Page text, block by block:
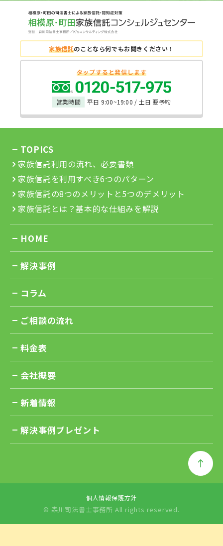
は委任者の同意が必要ですが、委任者がすでに判
断能力を失っていると有効な同意ができません。
委任者の判断能力が失われると、財産管理委任契
約は事実上使えなくなる可能性が高いといえるで
しょう。 家族信託の場合には、委託者の判断能力
が低下しても問題なく効力を継続させられます。
受託者が財産管理運用、処分する際に委託者が個
別に同意する必要はありません。 預貯金の管理に
ついての違い 財産管理委任契約と家族信託では、
スがあります。 財産管理委任契約によって預貯金
の管理や運用を受任した場合、受任者は金融機関
へ行って代理権を証明し、入出金や振り込みなど
をする必要があります。 しかし財産管理委任契約
の世間的な認知度や信用性が低いこともあり、金
融機関によっては受任者による預金操作を認めな
いケースも少なくありません。 そうなったら預貯
金管理を委任する意味がなくなってしまうでしょ
う。 家族信託であれば、「信託口口座」という専
門の口座を作って管理するので、金融機関に取引
操作を拒否されるリスクはありません。 より確実
に財産管理を委託したいなら、家族信託を利用す
べきといえるでしょう。 不動産管理売却について
の違い 不動産を売却する際にも違いが生じます。
財産管理委任契約における「受任者」が不動産を
売却する際には、委任者が同意しなければなりま
せん。委任者が認知症になって判断能力を失って
いると、有効な同意ができず売却が不可能となっ
てしまう可能性が高くなります。 家族信託であれ
ば、信託契約締結時に不動産の「信託登記」を行
って受託者の権限を明らかにします。受託者は単
独で不動産の売却ができるので、本人の判断能力
が低下しているかどうかは問題になりません。 不
動産を子どもなどの親族に預けて、将来介護施設
信託の利用をお勧めします。 死後の効力 財産管理
委任契約と家族信託とでは、死後の効力も大きく
ってしまうケースがあります。 たとえば親が子ど
もに不動産などの高額な資産を信託すると、受託
者以外の親族が不満をもって「契約は無効だ」
「実は親の意思ではないのでは？子どもが無理に
作成させたのでは？」などと言い出す可能性があ
ります。委託者と受託者の関係が悪化して、一方
が契約書を破り捨ててしまうケースもあるでしょ
う。 公正証書が作成されていれば周囲の親族も
「親の意思に反して作成された」とは言いにくく
なりますし、原本が公証役場で保管されるので破
棄されたり隠されたりするリスクもありません。
公正証書にはトラブルを予防しやすいメリットが
あります。 証明力が高い 家族信託契約を締結して
も、将来トラブルが発生したら裁判が起こる可能
性はあります。 そんなとき、自分たちで作成した
契約書しかなかったら無効や取消原因が認められ
て家族信託の効果が認められないかもしれませ
なるため、提出すれば有効性が認められる可能性
認められるメリットもあります。 紛失リスクがな
で保管するとどうしても紛失しまうリスクがあり
するケースも多く、長期間になりがちです。 委託
難しくなりますし、死亡したら別の人が契約書を
預かって保管しなければなりません。 このように
長年が経過すると、だんだんと保管がずさんにな
っていずれ契約書が失われるリスクが高くなって
しまいます。 公正証書にしておけば原本が公証役
場で保管されるので、紛失してしまうリスクはあ
りません。 公正証書を作成するデメリット 一方
で、公正証書を作成するデメリットもあります。
費用がかかる 公正証書を作成するときには費用が
かかります。 金額は信託財産の価額によって変わ
ります。 信託財産の価額 作成費用の金額 100万円
理されます。 受託者は財産管理をしますが、単に
管理するだけの立場なので財産の所有者ではあり
ません。 このように信託財産が独立して管理され
ることから、家族信託で委託された財産は遺産の
範囲に入らず、したがって遺留分侵害額請求の対
象にもならない、という考え方が有効でした。こ
の考え方によると、家族信託を利用して信託財産
にしておけば、法定相続人からの遺留分侵害額請
求を避けて1人に遺産を集中させることができま
族信託を利用すれば遺留分侵害額請求を免れるの
は不合理であり、信託財産に含めるべきという考
え方もありました。 東京地裁平成30年9月12日の
判決内容 このように両説が対立していたところ、
平成30年9月12日に東京地裁で非常に重要な判決
続人）が長男への相続を回避するために家族信託
件」に関する受益権を設定することにより、見か
えないようにしたのです。 長男は「このような信
託契約は公序良俗に反し無効」と主張して、裁判
を起こしました。 結論として裁判所は「遺留分制
度を潜脱しようとする家族信託は公序良俗に反し
て無効」と判断しました。つまり家族信託を設定
しても、遺留分侵害額請求を止められないという
ことです。 家族信託を利用しても遺留分侵害額請
求を止められない この裁判例により、現在は「家
族信託によって遺留分侵害額請求を免れることは
できない」という理解が定着しつつあります。 今
後家族信託を利用するとしても、法定相続人の遺
留分侵害額請求を避けるのは難しいと考えるべき
でしょう。 遺留分を侵害する家族信託契約も基本
的には有効 上記のような裁判例からすると「遺留
分を侵害する家族信託契約は無効なのか？」と考
えるかもしれません。 しかしそういった意味では
ありません。基本的には、遺留分を侵害する内容
の信託契約も有効と考えられます。 たとえば遺言
家族信託のことなら何でもお聞きください！
タップすると発信します
営業時間 平日 9:00~19:00 / 土日 要予約
TOPICS
家族信託利用の流れ、必要書類
家族信託を利用すべき6つのパターン
家族信託の8つのメリットと5つのデメリット
家族信託とは？基本的な仕組みを解説
HOME
解決事例
コラム
ご相談の流れ
料金表
会社概要
新着情報
解決事例プレゼント
個人情報保護方針
© 森川司法書士事務所 All rights reserved.